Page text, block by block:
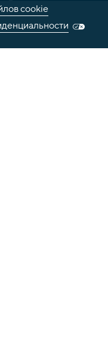
cookie